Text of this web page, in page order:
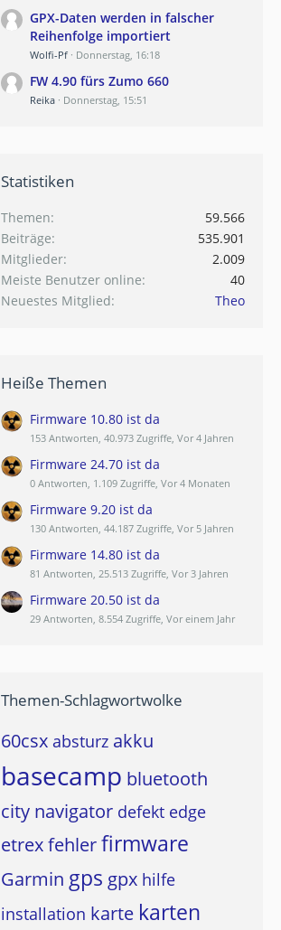
GPX-Daten werden in falscher
Reihenfolge importiert
Wolfi-Pf Donnerstag, 16:18
FW 4.90 fürs Zumo 660
Reika Donnerstag, 15:51
Statistiken
Themen
59.566
Beiträge
535.901
Mitglieder
2.009
Meiste Benutzer online
40
Neuestes Mitglied
Theo
Heiße Themen
Firmware 10.80 ist da
153 Antworten, 40.973 Zugriffe, Vor 4 Jahren
Firmware 24.70 ist da
0 Antworten, 1.109 Zugriffe, Vor 4 Monaten
Firmware 9.20 ist da
130 Antworten, 44.187 Zugriffe, Vor 5 Jahren
Firmware 14.80 ist da
81 Antworten, 25.513 Zugriffe, Vor 3 Jahren
Firmware 20.50 ist da
29 Antworten, 8.554 Zugriffe, Vor einem Jahr
Themen-Schlagwortwolke
60csx absturz akku
basecamp bluetooth
city navigator defekt edge
etrexfehlerfirmware
Garmin gps gpx hilfe
installation karte karten